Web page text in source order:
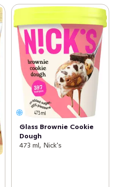
Glass Brownie Cookie
Dough
473 ml, Nick's